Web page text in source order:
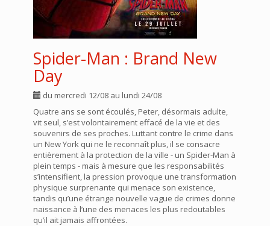
Spider-Man : Brand New
Day
du mercredi 12/08 au lundi 24/08
Quatre ans se sont écoulés, Peter, désormais adulte,
vit seul, s’est volontairement effacé de la vie et des
souvenirs de ses proches. Luttant contre le crime dans
un New York qui ne le reconnaît plus, il se consacre
entièrement à la protection de la ville - un Spider-Man à
plein temps - mais à mesure que les responsabilités
s’intensifient, la pression provoque une transformation
physique surprenante qui menace son existence,
tandis qu’une étrange nouvelle vague de crimes donne
naissance à l’une des menaces les plus redoutables
qu’il ait jamais affrontées.